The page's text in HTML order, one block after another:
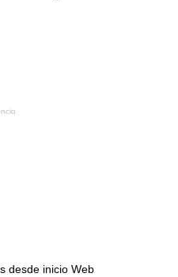
desde inicio Web